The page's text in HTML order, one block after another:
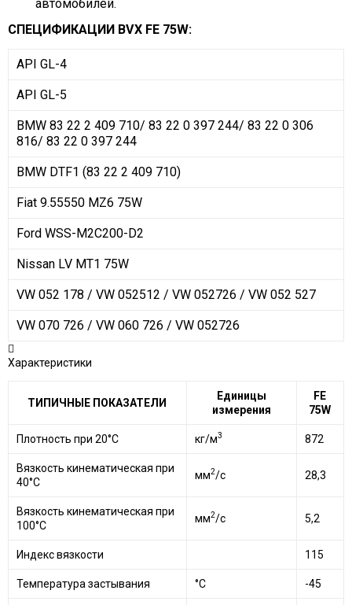
автомобилей.
СПЕЦИФИКАЦИИ BVX FE 75W:
API GL-4
API GL-5
BMW 83 22 2 409 710/ 83 22 0 397 244/ 83 22 0 306
816/ 83 22 0 397 244
BMW DTF1 (83 22 2 409 710)
Fiat 9.55550 MZ6 75W
Ford WSS-M2C200-D2
Nissan LV MT1 75W
VW 052 178 / VW 052512 / VW 052726 / VW 052 527
VW 070 726 / VW 060 726 / VW 052726
Характеристики
ТИПИЧНЫЕ ПОКАЗАТЕЛИ
Единицы
измерения
FE
75W
Плотность при 20°C кг/м3 872
Вязкость кинематическая при
40°C
мм2/с 28,3
Вязкость кинематическая при
100°C
мм2/с 5,2
Индекс вязкости 115
Температура застывания °C -45